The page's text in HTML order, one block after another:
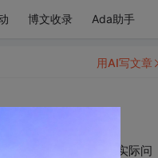
博文收录 Ada助手
目经验，或者对解决实际问
用AI写文章